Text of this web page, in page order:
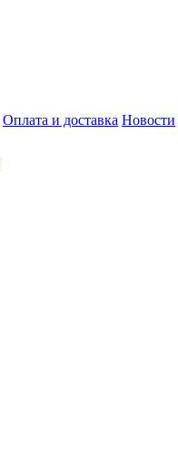
Оплата и доставка Новости